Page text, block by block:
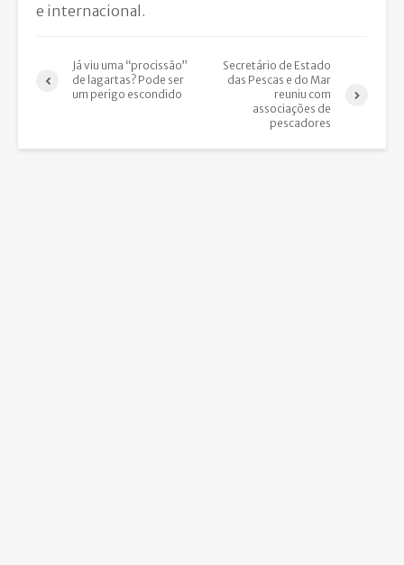
e internacional.
Já viu uma “procissão”
de lagartas? Pode ser
um perigo escondido
Secretário de Estado
das Pescas e do Mar
reuniu com
associações de
pescadores